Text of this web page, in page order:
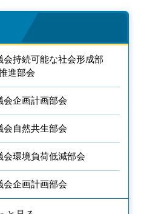
持続可能な社会形成部
進部会
会企画計画部会
会自然共生部会
環境負荷低減部会
会企画計画部会